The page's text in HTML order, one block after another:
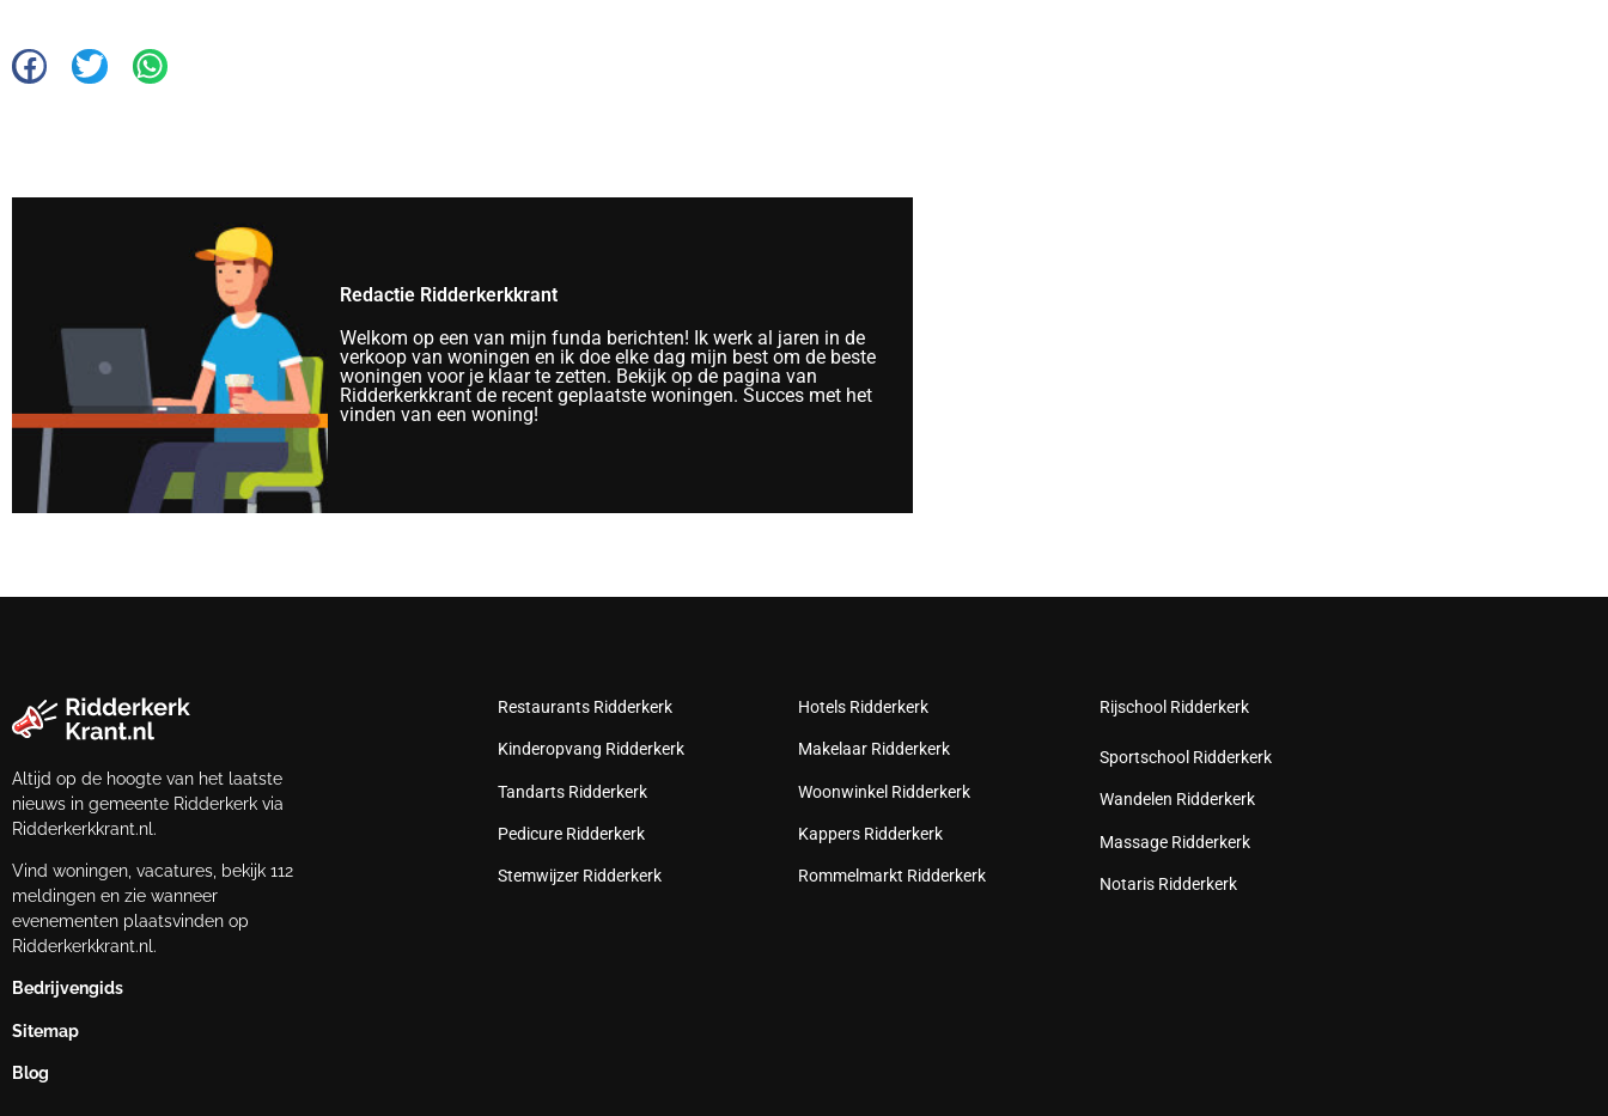
Redactie Ridderkerkkrant
Welkom op een van mijn funda berichten! Ik werk al jaren in de
verkoop van woningen en ik doe elke dag mijn best om de beste
woningen voor je klaar te zetten. Bekijk op de pagina van
Ridderkerkkrant de recent geplaatste woningen. Succes met het
vinden van een woning!
Altijd op de hoogte van het laatste
nieuws in gemeente Ridderkerk via
Ridderkerkkrant.nl.
Vind woningen, vacatures, bekijk 112
meldingen en zie wanneer
evenementen plaatsvinden op
Ridderkerkkrant.nl.
Bedrijvengids
Sitemap
Blog
Restaurants Ridderkerk
Kinderopvang Ridderkerk
Tandarts Ridderkerk
Pedicure Ridderkerk
Stemwijzer Ridderkerk
Hotels Ridderkerk
Makelaar Ridderkerk
Woonwinkel Ridderkerk
Kappers Ridderkerk
Rommelmarkt Ridderkerk
Rijschool Ridderkerk
Sportschool Ridderkerk
Wandelen Ridderkerk
Massage Ridderkerk
Notaris Ridderkerk